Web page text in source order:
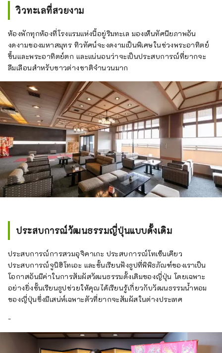
คุณและทั่วทั้งโรงแรม
วิวทะเลที่สวยงาม
ห้องพักทุกห้องที่โรงแรมแห่งนี้อยู่ริมทะเล มองเห็นทัศนียภาพอัน
งดงามของมหาสมุทร ทิวทัศน์จะงดงามเป็นพิเศษในช่วงพระอาทิตย์
ขึ้นและพระอาทิตย์ตก และแน่นอนว่าจะเป็นประสบการณ์ที่ยากจะ
ลืมเลือนสำหรับชาวต่างชาติจำนวนมาก
ประสบการณ์วัฒนธรรมญี่ปุ่นแบบดั้งเดิม
ประสบการณ์การสวมอุจิคาเกะ ประสบการณ์โทเซ็นเคียว
ประสบการณ์จูนิฮิโทเอะ และชั้นเรียนฟังธูปที่พิพิธภัณฑ์ของเราเป็น
โอกาสอันมีค่าในการสัมผัสวัฒนธรรมดั้งเดิมของญี่ปุ่น โดยเฉพาะ
อย่างยิ่งชั้นเรียนธูปช่วยให้คุณได้เรียนรู้เกี่ยวกับวัฒนธรรมน้ำหอม
ของญี่ปุ่นซึ่งมีเสน่ห์เฉพาะตัวที่ยากจะสัมผัสในต่างประเทศ
-